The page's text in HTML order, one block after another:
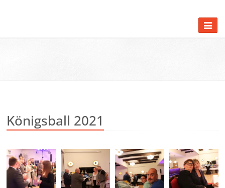
Königsball 2021